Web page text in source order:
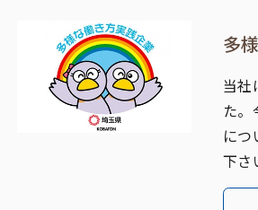
多
当社
た
に
下さ